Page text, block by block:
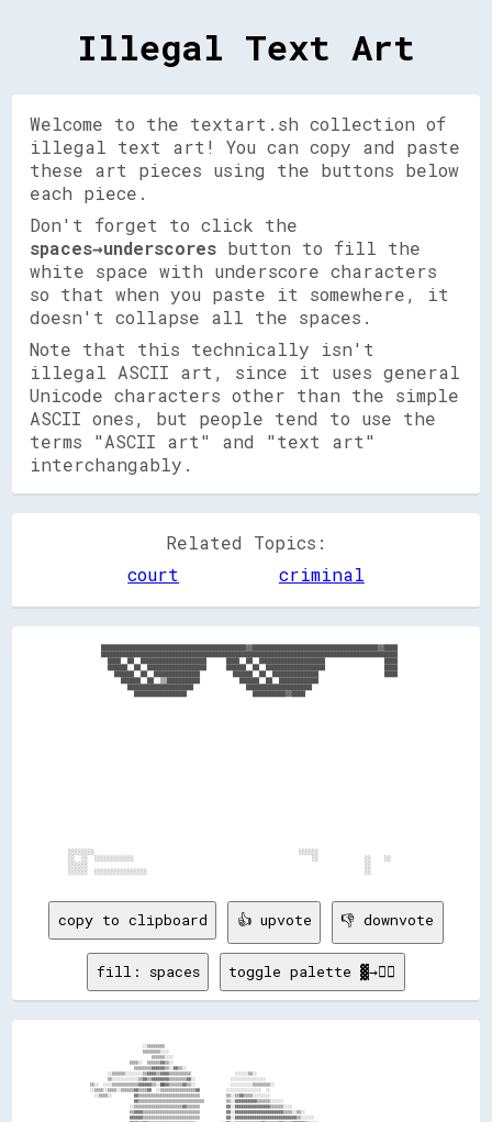
Illegal Text Art
Welcome to the textart.sh collection of
illegal text art! You can copy and paste
these art pieces using the buttons below
each piece.
Don't forget to click the
spaces→underscores button to fill the
white space with underscore characters
so that when you paste it somewhere, it
doesn't collapse all the spaces.
Note that this technically isn't
illegal ASCII art, since it uses general
Unicode characters other than the simple
ASCII ones, but people tend to use the
terms "ASCII art" and "text art"
interchangably.
Related Topics:
court
criminal
            ████████████████████████████████████████████▓▓██████████████████████████████████████▓▓████
            ██████████████████████████████████████████████████████████████████████████████████████████
              ████  ██  ████████████████████      ████  ██  ████████████████████                  ████
              ██████  ██  ██████████████████      ██████  ██  ██████████████████                  ████
                ██████  ██  ██████████████          ██████  ██  ██████████████                    ████
                  ██████  ██  ▒▒██████████            ██████  ██  ████████████
                    ████████████████████                ████████████████████
                      ████████████████                    ██████████▓▓████
  ░░░░░░░░                                                              ░░░░░░
  ░░  ░░  ░░░░░░░░░░░░                                                      ░░              ░░    ░░
  ░░░░░░                                                                                    ░░
copy to clipboard 👍 upvote 👎 downvote
fill: spaces toggle palette ▓→✊🏽
                            ░░▒▒▒▒▒▒▒▒
                            ▒▒▒▒▒▒▒▒░░░░
                                ▒▒▒▒▒▒░░░░
                      ▒▒▒▒░░  ▒▒▒▒▒▒▓▓▒▒░░
                        ▒▒▒▒▒▒▒▒▓▓▓▓▓▓▒▒░░▓▓▒▒░░
            ░░▒▒▒▒▒▒░░░░░░░░▒▒▓▓▓▓▒▒▓▓▓▓▒▒▒▒▒▒▒▒▒▒                    ░░░░░░▒▒░░
            ▒▒░░░░░░░░░░░░▒▒▓▓▒▒▓▓▓▓▓▓▓▓▒▒▒▒▒▒▒▒▓▓░░                ░░░░░░░░░░░░░░░░
    ▒▒░░  ░░░░▒▒▒▒▒▒▒▒▒▒▒▒▓▓▓▓▓▓▒▒░░██▓▓▒▒▒▒▒▒▓▓▒▒░░                ░░░░░░░░░░▒▒▒▒▒▒▒▒░░
    ░░▒▒▒▒░░▒▒▒▒░░▒▒▒▒▒▒▓▓▒▒▒▒▓▓  ░░▒▒▒▒▒▒▒▒▒▒▒▒▒▒▒▒▓▓            ░░░░░░░░░░░░░░░░  ░░
      ░░▒▒▒▒░░          ▓▓▒▒▒▒▒▒▒▒▒▒▒▒▒▒▒▒▒▒▒▒▒▒▒▒▒▒▒▒            ▒▒░░▒▒▓▓▒▒▒▒░░░░░░░░
                        ▓▓▒▒▒▒▒▒▒▒▒▒▒▒▒▒▒▒▒▒▒▒▒▒▒▒▒▒▒▒▒▒          ▒▒░░▓▓▓▓▓▓▓▓▓▓▒▒▒▒▒▒░░░░░░
                      ░░▒▒▒▒▒▒▒▒▒▒▒▒▒▒▒▒▒▒▒▒▒▒▓▓▒▒▒▒▒▒            ▓▓░░▓▓▓▓▓▓▓▓▓▓▓▓▓▓▓▓▒▒▒▒▒▒░░░░
                      ▒▒▓▓▓▓▒▒▒▒▒▒▒▒▒▒▒▒▒▒▒▒▒▒▒▒▒▒▒▒▒▒            ▓▓░░▓▓▓▓▓▓▓▓▓▓▓▓▓▓▓▓▓▓▓▓▓▓▒▒▒▒░░▒▒░░
                      ▓▓▓▓▓▓▒▒▒▒▒▒▒▒▒▒▒▒▒▒▒▒▒▒▒▒▒▒▒▒▒▒            ▓▓░░▓▓▓▓▓▓▓▓▓▓▓▓▓▓▓▓▓▓▓▓▓▓▓▓▓▓▓▓▒▒░░░░░░